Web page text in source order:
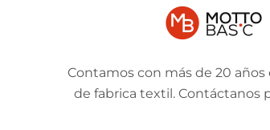
Contamos con más de 20
de fabrica textil. Contáctanos